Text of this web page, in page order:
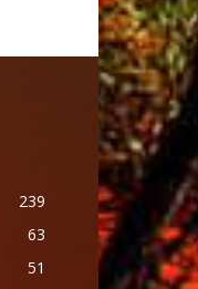
239
63
51